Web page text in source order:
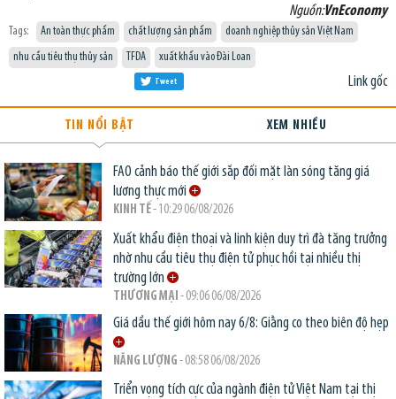
Nguồn:VnEconomy
Tags: An toàn thực phẩm chất lượng sản phẩm
doanh nghiệp thủy sản Việt Nam
nhu cầu tiêu thụ thủy sản
TFDA xuất khẩu vào Đài Loan
Link gốc
Tweet
TIN NỔI BẬT XEM NHIỀU
FAO cảnh báo thế giới sắp đối mặt làn sóng tăng giá
lương thực mới
KINH TẾ- 10:29 06/08/2026
Xuất khẩu điện thoại và linh kiện duy trì đà tăng trưởng
nhờ nhu cầu tiêu thụ điện tử phục hồi tại nhiều thị
trường lớn
THƯƠNG MẠI - 09:06 06/08/2026
Giá dầu thế giới hôm nay 6/8: Giằng co theo biên độ hẹp
NĂNG LƯỢNG - 08:58 06/08/2026
Triển vọng tích cực của ngành điện tử Việt Nam tại thị